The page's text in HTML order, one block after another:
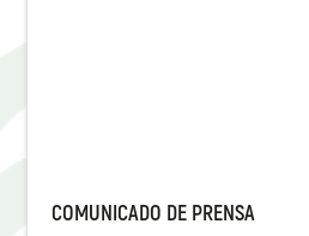
COMUNICADO DE PRENSA